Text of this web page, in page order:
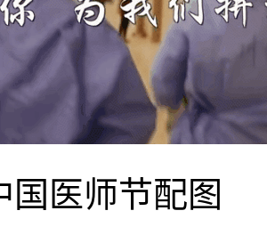
国医师节配图